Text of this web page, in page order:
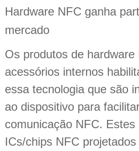
Hardware NFC ganha
mercado
Os produtos de hardware
acessórios internos
essa tecnologia que são
ao dispositivo para
comunicação NFC. Estes
ICs/chips NFC projetados